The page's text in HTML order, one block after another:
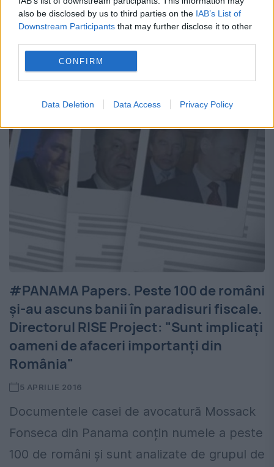
also be disclosed by us to third parties on the IAB’s List of
Downstream Participants that may further disclose it to other
CONFIRM
Data Deletion Data Access Privacy Policy
Mossack Fonseca dezvăluie cum importanţi
politicieni, celebrităţi, oameni de afaceri şi
retele criminale folosesc paradisurile fiscale
pentru a-şi ascunde averile. Dar şi mai
#PANAMA Papers. Peste 100 de români
şi-au ascuns banii în paradisuri fiscale.
Directorul RISE Project: "Sunt implicați
oameni de afaceri importanți din
România"
5 APRILIE 2016
Documentele casei de avocatură Mossack
Fonseca din Panama conțin numele a peste
100 de români și sunt analizate de grupul de